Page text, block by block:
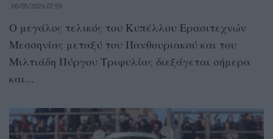
06/05/2026 07:59
Ο μεγάλος τελικός του Κυπέλλου Ερασιτεχνών
Μεσσηνίας μεταξύ του Πανθουριακού και του
Μιλτιάδη Πύργου Τριφυλίας διεξάγεται σήμερα
και...